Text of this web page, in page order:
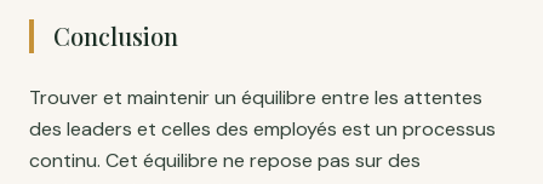
Conclusion
Trouver et maintenir un équilibre entre les attentes
des leaders et celles des employés est un processus
continu. Cet équilibre ne repose pas sur des